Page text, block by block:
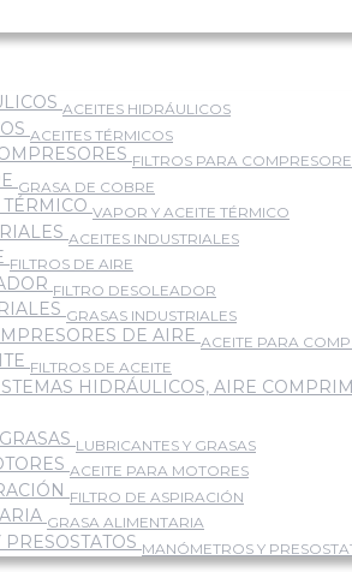
ACEITES HIDRÁULICOS
ACEITES TÉRMICOS
FILTROS PARA
GRASA DE COBRE
VAPOR Y ACEITE TÉRMICO
ACEITES INDUSTRIALES
FILTROS DE AIRE
FILTRO DESOLEADOR
GRASAS INDUSTRIALES
ACEITE PARA
FILTROS DE ACEITE
LUBRICANTES Y GRASAS
ACEITE PARA MOTORES
FILTRO DE ASPIRACIÓN
GRASA ALIMENTARIA
MANÓMETROS Y